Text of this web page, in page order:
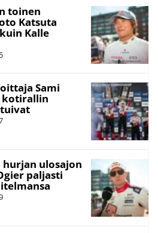
toinen
Katsuta
Kalle
Sami
kotirallin
hurjan ulosajon
paljasti